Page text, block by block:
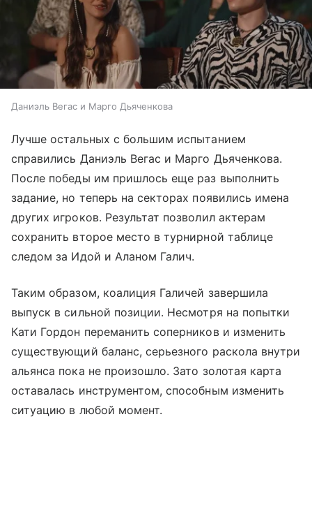
Даниэль Вегас и Марго Дьяченкова
Лучше остальных с большим испытанием
справились Даниэль Вегас и Марго Дьяченкова.
После победы им пришлось еще раз выполнить
задание, но теперь на секторах появились имена
других игроков. Результат позволил актерам
сохранить второе место в турнирной таблице
следом за Идой и Аланом Галич.
Таким образом, коалиция Галичей завершила
выпуск в сильной позиции. Несмотря на попытки
Кати Гордон переманить соперников и изменить
существующий баланс, серьезного раскола внутри
альянса пока не произошло. Зато золотая карта
оставалась инструментом, способным изменить
ситуацию в любой момент.